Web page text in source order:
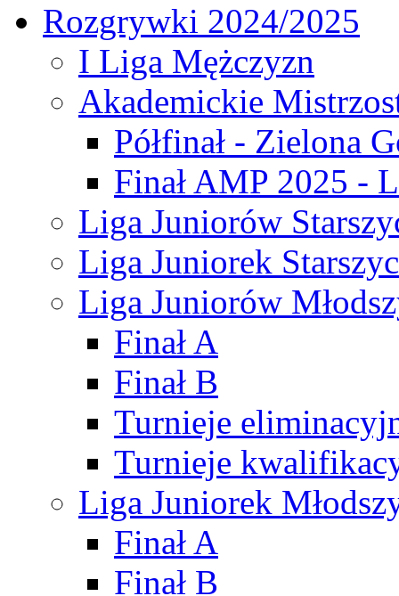
Rozgrywki 2024/2025
I Liga Mężczyzn
Akademickie
Półfinał - Zielona
Finał AMP 2025 -
Liga Juniorów
Liga Juniorek
Liga Juniorów
Finał A
Finał B
Turnieje
Turnieje
Liga Juniorek
Finał A
Finał B